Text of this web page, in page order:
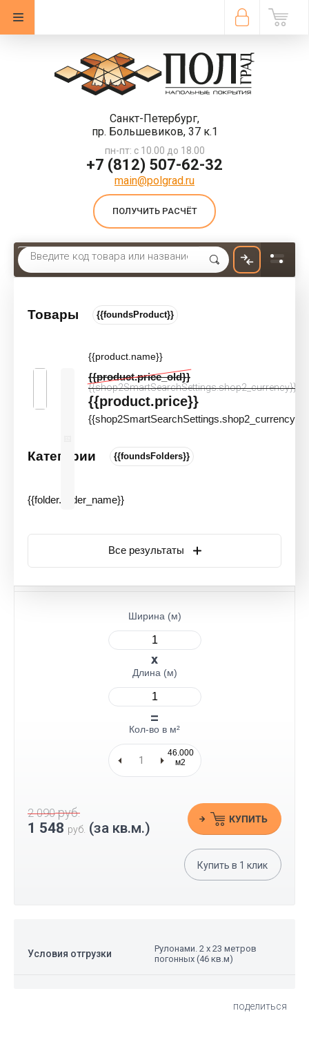
Санкт-Петербург,
пр. Большевиков, 37 к.1
пн-пт: с 10.00 до 18.00
+7 (812) 507-62-32
main@polgrad.ru
ПОЛУЧИТЬ РАСЧЁТ
Товары {{foundsProduct}}
{{product.name}}
{{product.price_old}}
{{shop2SmartSearchSettings.shop2_currency}}
{{product.price}}
{{shop2SmartSearchSettings.shop2_currency}}
Категории {{foundsFolders}}
{{folder.folder_name}}
Все результаты
Линолеум гомогенный Tarkett IQ Monolit Cmoni-925
Линолеум гомогенный Tarkett IQ
Артикул:
ОБРАЗЕЦ ЕСТЬ
Ширина (м)
Длина (м)
Кол-во в м²
46.000
м2
2 090руб.
1 548 руб. (за кв.м.)
КУПИТЬ
Купить в 1 клик
Условия отгрузки
Рулонами. 2 x 23 метров
погонных (46 кв.м)
поделиться